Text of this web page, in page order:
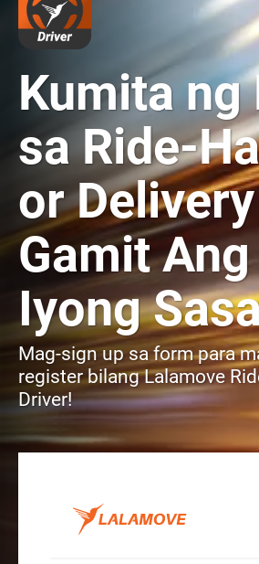
Kumita ng
sa Ride-
or Delivery
Gamit Ang
Iyong
Mag-sign up sa form para
register bilang Lalamove
Driver!